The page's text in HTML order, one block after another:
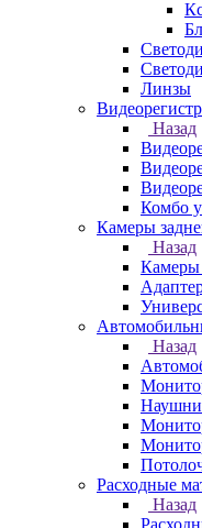
Линзы
Назад
Комбо
Камеры
Назад
Камеры
Назад
Расходные
Назад